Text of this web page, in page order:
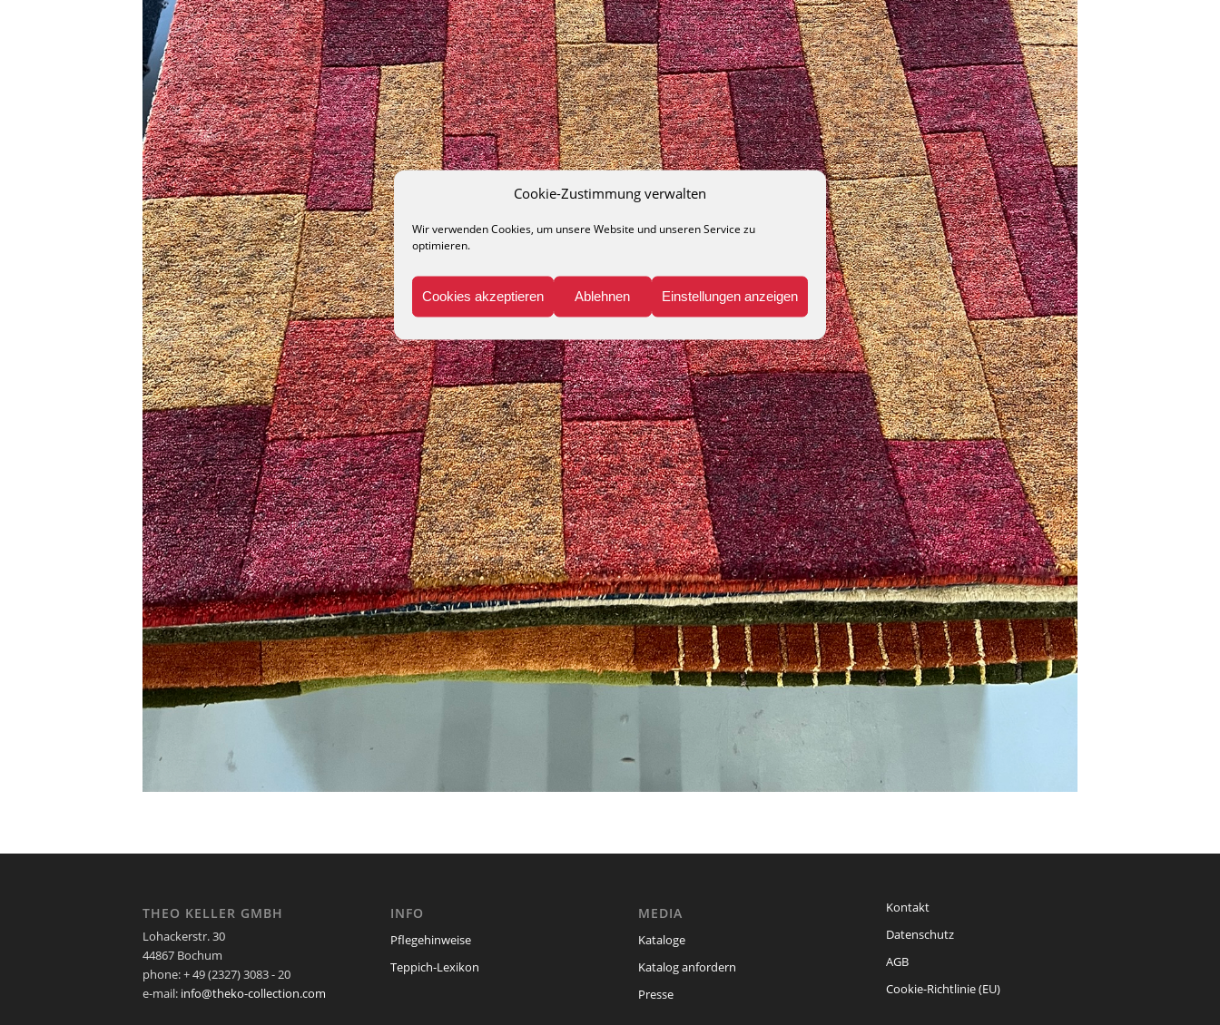
Cookie-Zustimmung verwalten
Wir verwenden Cookies, um unsere Website und unseren Service zu
optimieren.
Cookies akzeptieren Ablehnen Einstellungen anzeigen
THEO KELLER GMBH
Lohackerstr. 30
44867 Bochum
phone: + 49 (2327) 3083 - 20
e-mail: info@theko-collection.com
INFO
Pflegehinweise
Teppich-Lexikon
MEDIA
Kataloge
Katalog anfordern
Presse
Kontakt
Datenschutz
AGB
Cookie-Richtlinie (EU)